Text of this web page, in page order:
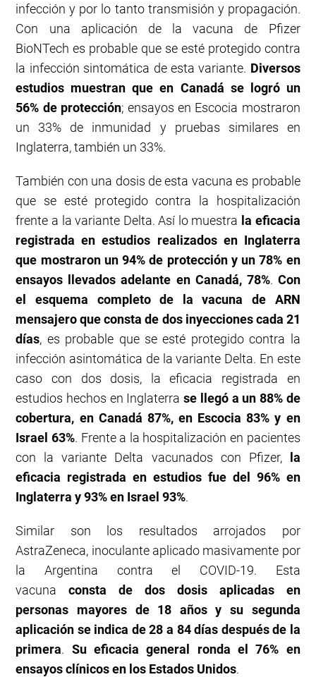
infección y por lo tanto transmisión y propagación.
Con una aplicación de la vacuna de Pfizer
BioNTech es probable que se esté protegido contra
la infección sintomática de esta variante. Diversos
estudios muestran que en Canadá se logró un
56% de protección; ensayos en Escocia mostraron
un 33% de inmunidad y pruebas similares en
Inglaterra, también un 33%.
También con una dosis de esta vacuna es probable
que se esté protegido contra la hospitalización
frente a la variante Delta. Así lo muestra la eficacia
registrada en estudios realizados en Inglaterra
que mostraron un 94% de protección y un 78% en
ensayos llevados adelante en Canadá, 78%. Con
el esquema completo de la vacuna de ARN
mensajero que consta de dos inyecciones cada 21
días, es probable que se esté protegido contra la
infección asintomática de la variante Delta. En este
caso con dos dosis, la eficacia registrada en
estudios hechos en Inglaterrase llegó a un 88% de
cobertura, en Canadá 87%, en Escocia 83% y en
Israel 63%. Frente a la hospitalización en pacientes
con la variante Delta vacunados con Pfizer,la
eficacia registrada en estudios fue del 96% en
Inglaterra y 93% en Israel 93%.
Similar son los resultados arrojados por
AstraZeneca, inoculante aplicado masivamente por
la Argentina contra el COVID-19. Esta
vacunaconsta de dos dosis aplicadas en
personas mayores de 18 años y su segunda
aplicación se indica de 28 a 84 días después de la
primera. Su eficacia general ronda el 76% en
ensayos clínicos en los Estados Unidos.